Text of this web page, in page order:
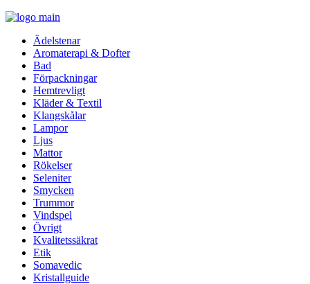
Ädelstenar
Aromaterapi & Dofter
Bad
Förpackningar
Hemtrevligt
Kläder & Textil
Klangskålar
Lampor
Ljus
Mattor
Rökelser
Seleniter
Smycken
Trummor
Vindspel
Övrigt
Kvalitetssäkrat
Etik
Somavedic
Kristallguide